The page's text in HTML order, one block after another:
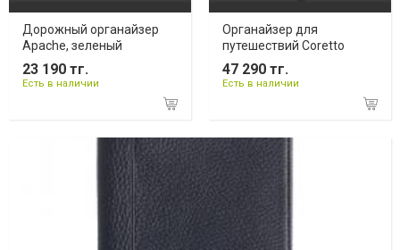
Дорожный органайзер
Apache, зеленый
23 190 тг.
Есть в наличии
Органайзер для
путешествий Coretto
47 290 тг.
Есть в наличии